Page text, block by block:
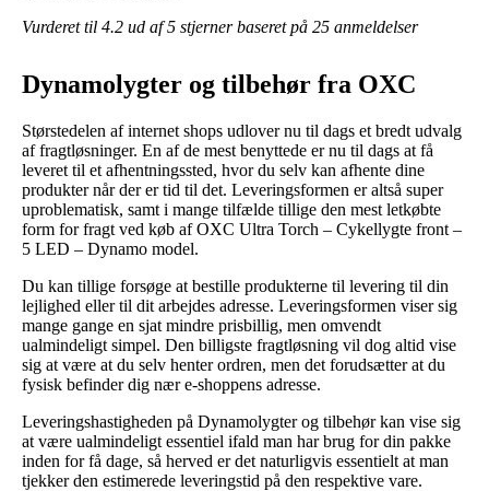
Vurderet til 4.2 ud af 5 stjerner baseret på 25 anmeldelser
Dynamolygter og tilbehør fra OXC
Størstedelen af internet shops udlover nu til dags et bredt udvalg
af fragtløsninger. En af de mest benyttede er nu til dags at få
leveret til et afhentningssted, hvor du selv kan afhente dine
produkter når der er tid til det. Leveringsformen er altså super
uproblematisk, samt i mange tilfælde tillige den mest letkøbte
form for fragt ved køb af OXC Ultra Torch – Cykellygte front –
5 LED – Dynamo model.
Du kan tillige forsøge at bestille produkterne til levering til din
lejlighed eller til dit arbejdes adresse. Leveringsformen viser sig
mange gange en sjat mindre prisbillig, men omvendt
ualmindeligt simpel. Den billigste fragtløsning vil dog altid vise
sig at være at du selv henter ordren, men det forudsætter at du
fysisk befinder dig nær e-shoppens adresse.
Leveringshastigheden på Dynamolygter og tilbehør kan vise sig
at være ualmindeligt essentiel ifald man har brug for din pakke
inden for få dage, så herved er det naturligvis essentielt at man
tjekker den estimerede leveringstid på den respektive vare.